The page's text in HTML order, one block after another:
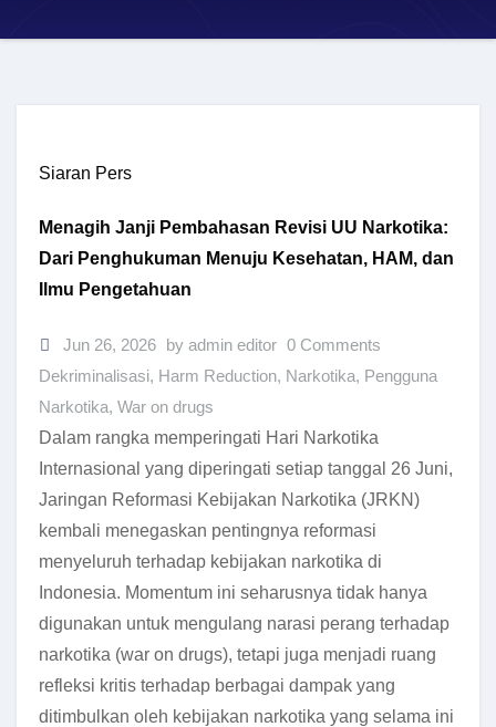
Siaran Pers
Menagih Janji Pembahasan Revisi UU Narkotika:
Dari Penghukuman Menuju Kesehatan, HAM, dan
Ilmu Pengetahuan
Jun 26, 2026 by admin editor 0 Comments
Dekriminalisasi, Harm Reduction, Narkotika, Pengguna
Narkotika, War on drugs
Dalam rangka memperingati Hari Narkotika
Internasional yang diperingati setiap tanggal 26 Juni,
Jaringan Reformasi Kebijakan Narkotika (JRKN)
kembali menegaskan pentingnya reformasi
menyeluruh terhadap kebijakan narkotika di
Indonesia. Momentum ini seharusnya tidak hanya
digunakan untuk mengulang narasi perang terhadap
narkotika (war on drugs), tetapi juga menjadi ruang
refleksi kritis terhadap berbagai dampak yang
ditimbulkan oleh kebijakan narkotika yang selama ini